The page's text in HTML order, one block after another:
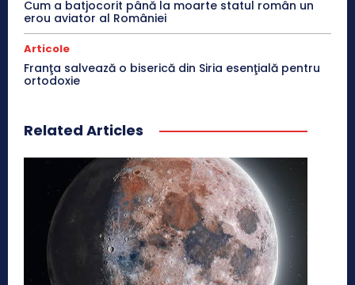
Cum a batjocorit până la moarte statul român un
erou aviator al României
Articole
Franţa salvează o biserică din Siria esenţială pentru
ortodoxie
Related Articles